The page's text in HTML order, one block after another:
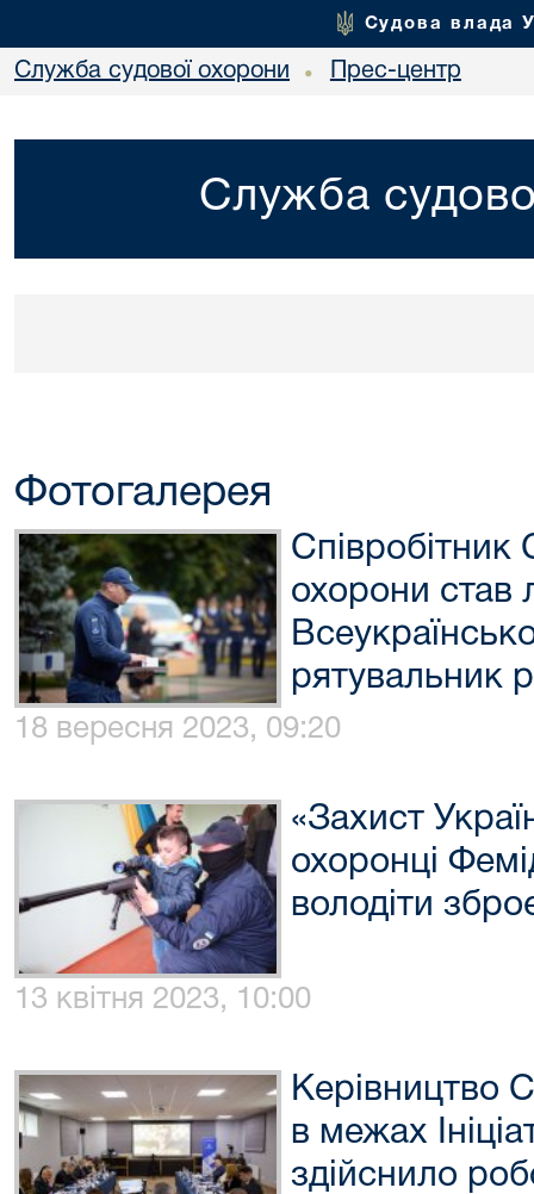
Судова влада
Служба судової охорони • Прес-центр
Служба
Фотогалерея
Співробітник
охорони став
рятувальник
18 вересня 2023, 09:20
«Захист
охоронці
володіти
13 квітня 2023, 10:00
Керівництво
в межах
здійснило